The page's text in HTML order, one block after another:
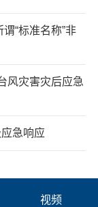
“标准名称”非
风灾害灾后应急
急响应
视频